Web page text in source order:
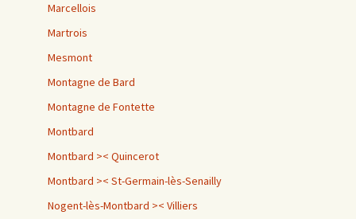
Marcellois
Martrois
Mesmont
Montagne de Bard
Montagne de Fontette
Montbard
Montbard >< Quincerot
Montbard >< St-Germain-lès-Senailly
Nogent-lès-Montbard >< Villiers